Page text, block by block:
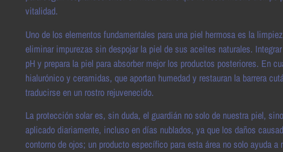
vitalidad.
Uno de los elementos fundamentales para una piel hermosa es la
eliminar impurezas sin despojar la piel de sus aceites naturales.
pH y prepara la piel para absorber mejor los productos posteriores. En
hialurónico y ceramidas, que aportan humedad y restauran la barrera
traducirse en un rostro rejuvenecido.
La protección solar es, sin duda, el guardián no solo de nuestra piel,
aplicado diariamente, incluso en días nublados, ya que los daños
contorno de ojos; un producto específico para esta área no solo ayuda